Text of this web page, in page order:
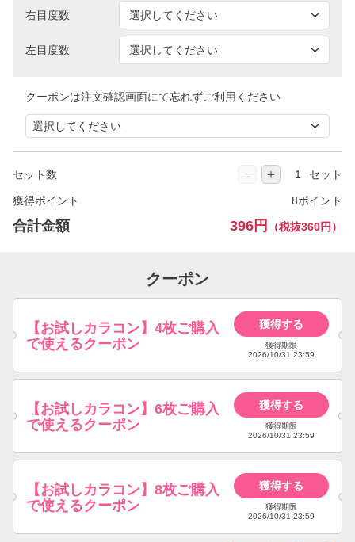
右目度数
左目度数
クーポンは注文確認画面にて忘れずご利用ください
セット数 − ＋ セット
獲得ポイント 8ポイント
合計金額 396円 （税抜360円）
クーポン
【お試しカラコン】4枚ご購入
で使えるクーポン
獲得する
獲得期限
2026/10/31 23:59
【お試しカラコン】6枚ご購入
で使えるクーポン
獲得する
獲得期限
2026/10/31 23:59
【お試しカラコン】8枚ご購入
で使えるクーポン
獲得する
獲得期限
2026/10/31 23:59